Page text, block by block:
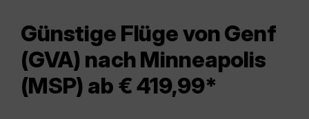
Günstige Flüge von Genf
(GVA) nach Minneapolis
(MSP) ab € 419,99*